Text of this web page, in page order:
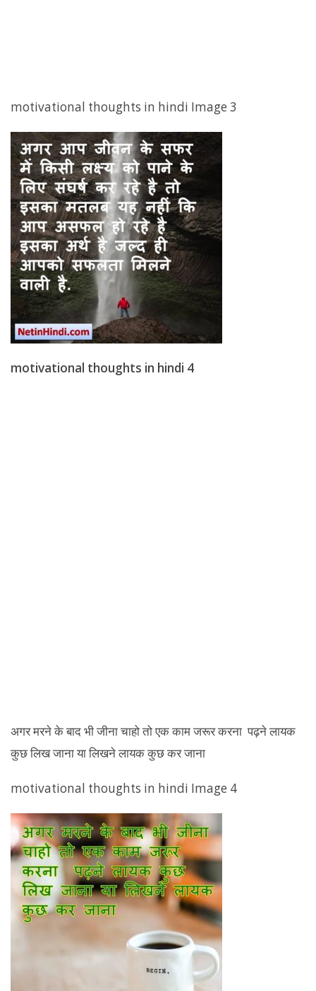
motivational thoughts in hindi Image 3
motivational thoughts in hindi 4
अगर मरने के बाद भी जीना चाहो तो एक काम जरूर करना पढ़ने लायक
कुछ लिख जाना या लिखने लायक कुछ कर जाना
motivational thoughts in hindi Image 4